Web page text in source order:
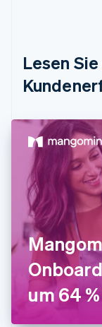
Lesen
um 64 %
Deutsch
English
简体中文
Finnland
English
Frankreich
FrançaisEnglish
Gibraltar
English
Griechenland
English
Indien
English
Irland
English